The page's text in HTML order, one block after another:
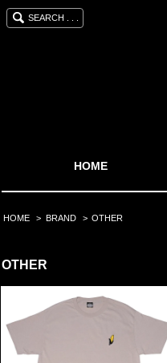
SEARCH . . .
HOME
HOME > BRAND > OTHER
OTHER